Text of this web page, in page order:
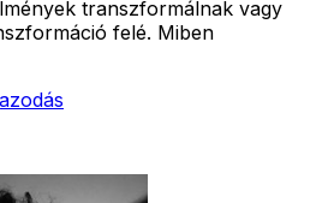
transzformálnak vagy
felé. Miben